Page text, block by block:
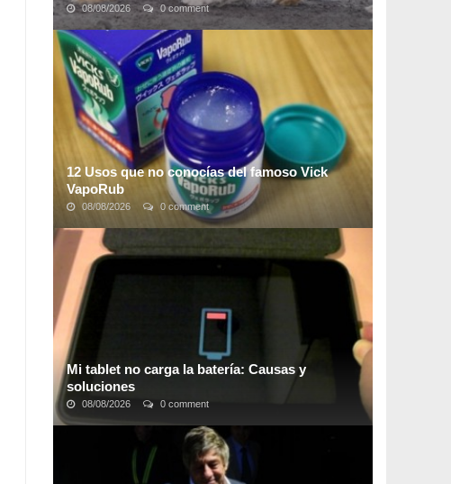
08/08/2026 0 comment
Es imposible prever el comportamiento de nuestra
mascota ante las múltiples situaciones que pueden
darse tanto en el interior como en el exterior del ...
12 Usos que no conocías del famoso Vick
VapoRub
08/08/2026 0 comment
El Vick VapoRub es un producto muy conocido en el
mundo que es usado para aliviar la tos y la congestión
nasal gracias a sus ingredientes principales ...
Mi tablet no carga la batería: Causas y
soluciones
08/08/2026 0 comment
Que no cargue la batería de tu tablet es algo muy
frecuente y más en tabletas de marcas pocos
reconocidas donde muchas de esas son de dudosa